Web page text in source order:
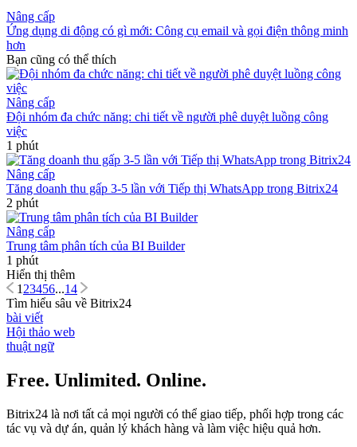
Nâng cấp
Ứng dụng di động có gì mới: Công cụ email và gọi điện thông minh
hơn
Bạn cũng có thể thích
Nâng cấp
Đội nhóm đa chức năng: chi tiết về người phê duyệt luồng công
việc
1 phút
Nâng cấp
Tăng doanh thu gấp 3-5 lần với Tiếp thị WhatsApp trong Bitrix24
2 phút
Nâng cấp
Trung tâm phân tích của BI Builder
1 phút
Hiển thị thêm
1 23456...14
Tìm hiểu sâu về Bitrix24
bài viết
Hội thảo web
thuật ngữ
Free. Unlimited. Online.
Bitrix24 là nơi tất cả mọi người có thể giao tiếp, phối hợp trong các
tác vụ và dự án, quản lý khách hàng và làm việc hiệu quả hơn.